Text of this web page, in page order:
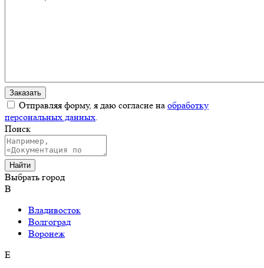
Отправляя форму, я даю согласие на обработку
персональных данных.
Поиск
Выбрать город
В
Владивосток
Волгоград
Воронеж
Е